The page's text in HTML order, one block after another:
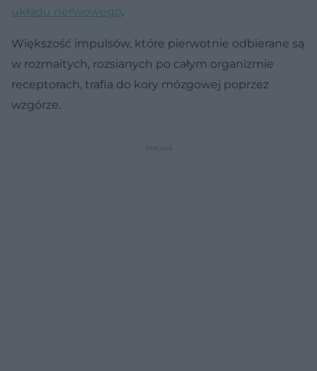
układu nerwowego.
Większość impulsów, które pierwotnie odbierane są
w rozmaitych, rozsianych po całym organizmie
receptorach, trafia do kory mózgowej poprzez
wzgórze.